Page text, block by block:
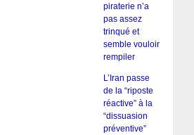
piraterie n’a
pas assez
trinqué et
semble vouloir
rempiler
L’Iran passe
de la “riposte
réactive” à la
“dissuasion
préventive”